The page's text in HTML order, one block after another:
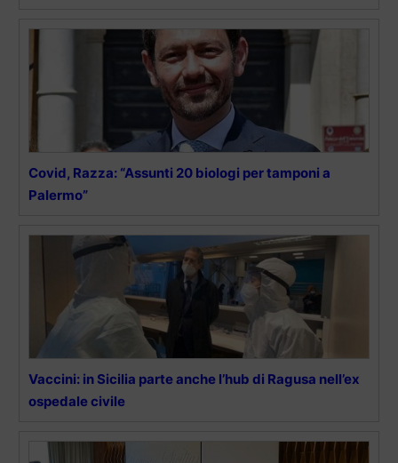
Covid, Razza: “Assunti 20 biologi per tamponi a
Palermo”
Vaccini: in Sicilia parte anche l’hub di Ragusa nell’ex
ospedale civile